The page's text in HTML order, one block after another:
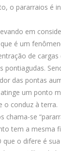
o pararraios é
em
que é um
de cargas
pontiagudas.
das pontas
um ponto
o conduz à terra.
chama-se
tem a mesma
que o difere é